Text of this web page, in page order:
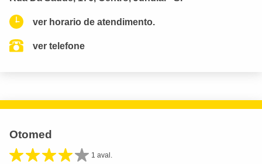
ver horario de atendimento.
ver telefone
Otomed
1 aval.